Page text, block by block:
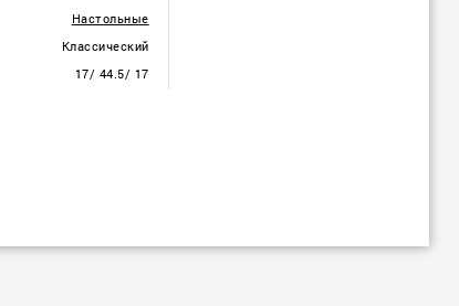
Настольные
Классический
17/ 44.5/ 17